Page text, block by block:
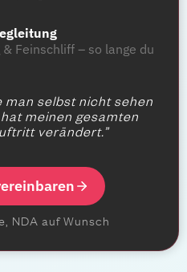
Feinschliff – so lange du
man selbst nicht sehen
meinen gesamten
verändert.”
NDA auf Wunsch